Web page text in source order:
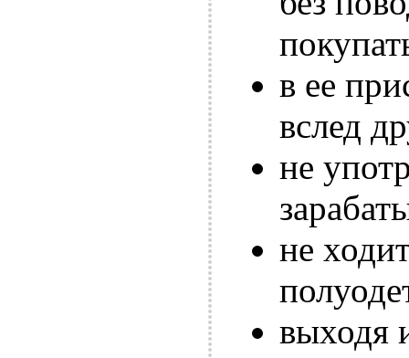
в ее
вслед
не
не
выходя